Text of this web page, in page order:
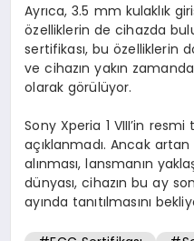
Ayrıca, 3.5 mm kulaklık
özelliklerin de cihazda
sertifikası, bu özelliklerin
ve cihazın yakın
olarak görülüyor.
Sony Xperia 1 VIII’in
açıklanmadı. Ancak artan
alınması, lansmanın
dünyası, cihazın bu ay
ayında tanıtılmasını